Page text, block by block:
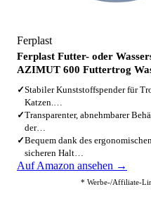
Ferplast
Ferplast Futter- oder
AZIMUT 600 Futtertrog
✓Stabiler Kunststoffspender für
Katzen.…
✓Transparenter, abnehmbarer
der…
✓Bequem dank des
sicheren Halt…
Auf Amazon ansehen →
* Werbe-/Affiliate-